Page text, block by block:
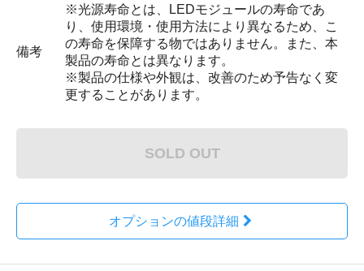
備考
※光源寿命とは、LEDモジュールの寿命であ
り、使用環境・使用方法により異なるため、こ
の寿命を保障する物ではありません。また、本
製品の寿命とは異なります。
※製品の仕様や外観は、改善のため予告なく変
更することがあります。
SOLD OUT
オプションの値段詳細